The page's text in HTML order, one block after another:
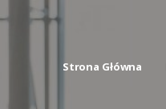
Strona Główna